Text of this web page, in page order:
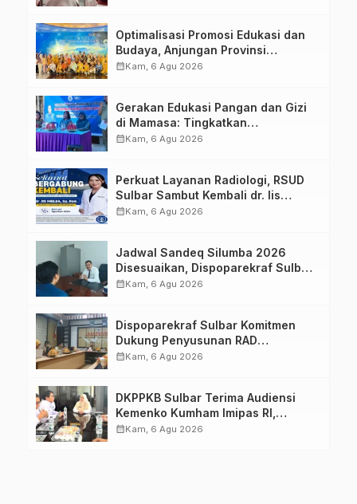
Optimalisasi Promosi Edukasi dan
Budaya, Anjungan Provinsi
Sulawesi Barat Perkuat Kolaborasi
calendar_monthKam, 6 Agu 2026
Gerakan Edukasi Pangan dan Gizi
di Mamasa: Tingkatkan
Pengetahuan dan Keterampilan
calendar_monthKam, 6 Agu 2026
Perkuat Layanan Radiologi, RSUD
Sulbar Sambut Kembali dr. Iis
Imelda, Sp.Rad
calendar_monthKam, 6 Agu 2026
Jadwal Sandeq Silumba 2026
Disesuaikan, Dispoparekraf Sulbar
Pastikan Persiapan Tetap
calendar_monthKam, 6 Agu 2026
Dispoparekraf Sulbar Komitmen
Dukung Penyusunan RAD
TPB/SDGs Sulawesi Barat
calendar_monthKam, 6 Agu 2026
DKPPKB Sulbar Terima Audiensi
Kemenko Kumham Imipas RI,
Perkuat Pelayanan Kesehatan bagi
calendar_monthKam, 6 Agu 2026